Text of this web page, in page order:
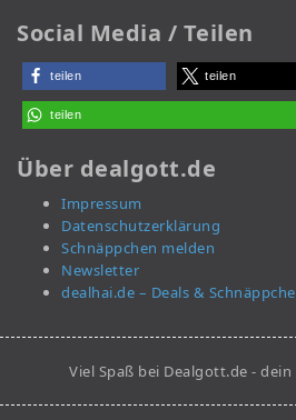
Social Media / Teilen
teilen teilen
teilen
Über dealgott.de
Impressum
Datenschutzerklärung
Schnäppchen melden
Newsletter
dealhai.de – Deals &
Viel Spaß bei Dealgott.de -